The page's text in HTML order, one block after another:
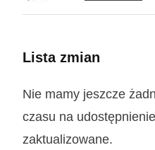
Lista zmian
Nie mamy jeszcze
czasu na
zaktualizowane.